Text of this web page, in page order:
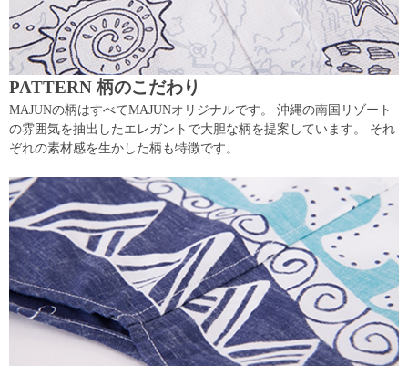
PATTERN 柄のこだわり
MAJUNの柄はすべてMAJUNオリジナルです。 沖縄の南国リゾート
の雰囲気を抽出したエレガントで大胆な柄を提案しています。 それ
ぞれの素材感を生かした柄も特徴です。